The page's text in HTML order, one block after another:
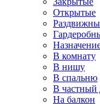
Открытые
В комнату
В нишу
В спальню
В частный
На балкон